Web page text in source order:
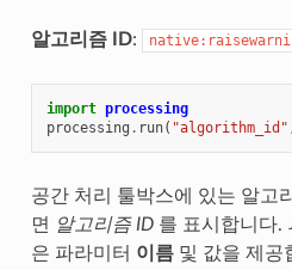
알고리즘 ID:
import processing
processing . run( "algorithm_id"
공간 처리 툴박스에 있는 알고
면
알고리즘 ID를 표시합니다.
은 파라미터 이름및 값을 제공